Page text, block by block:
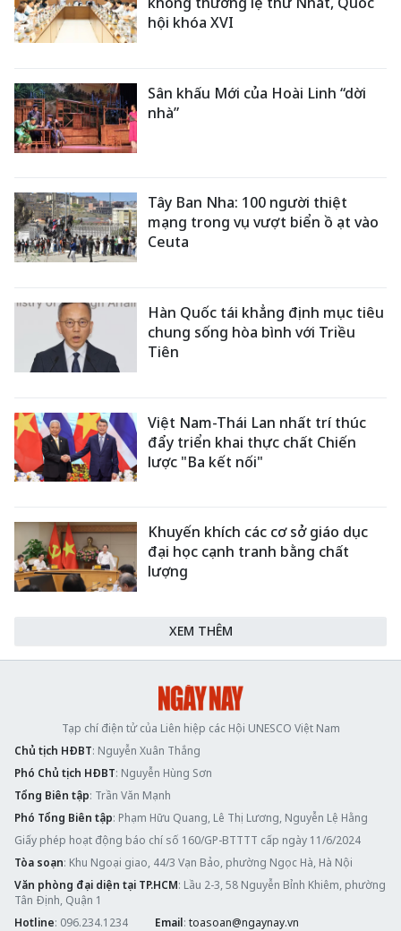
hội khóa XVI
Sân khấu Mới của Hoài Linh “dời
nhà”
Tây Ban Nha: 100 người thiệt
mạng trong vụ vượt biển ồ ạt vào
Ceuta
Hàn Quốc tái khẳng định mục tiêu
chung sống hòa bình với Triều
Tiên
Việt Nam-Thái Lan nhất trí thúc
đẩy triển khai thực chất Chiến
lược "Ba kết nối"
Khuyến khích các cơ sở giáo dục
đại học cạnh tranh bằng chất
lượng
XEM THÊM
Tạp chí điện tử của Liên hiệp các Hội UNESCO Việt Nam
Chủ tịch HĐBT: Nguyễn Xuân Thắng
Phó Chủ tịch HĐBT: Nguyễn Hùng Sơn
Tổng Biên tập: Trần Văn Mạnh
Phó Tổng Biên tập: Phạm Hữu Quang, Lê Thị Lương, Nguyễn Lệ Hằng
Giấy phép hoạt động báo chí số 160/GP-BTTTT cấp ngày 11/6/2024
Tòa soạn: Khu Ngoại giao, 44/3 Vạn Bảo, phường Ngọc Hà, Hà Nội
Văn phòng đại diện tại TP.HCM: Lầu 2-3, 58 Nguyễn Bỉnh Khiêm, phường
Tân Định, Quận 1
Hotline: 096.234.1234 Email: toasoan@ngaynay.vn